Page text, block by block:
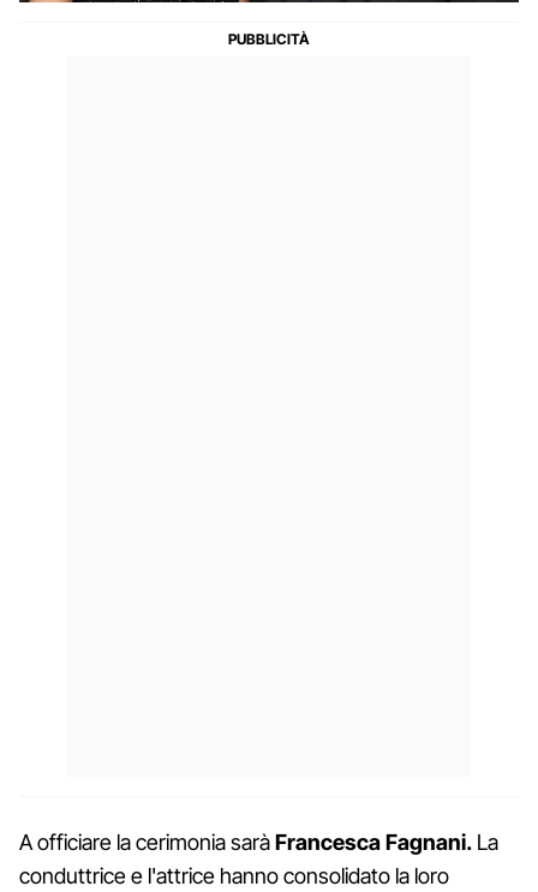
A officiare la cerimonia saràFrancesca Fagnani. La
conduttrice e l'attrice hanno consolidato la loro